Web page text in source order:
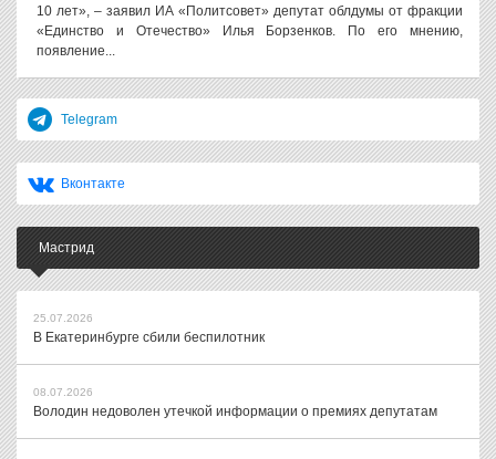
10 лет», – заявил ИА «Политсовет» депутат облдумы от фракции
«Единство и Отечество» Илья Борзенков. По его мнению,
появление...
Telegram
Вконтакте
Мастрид
25.07.2026
В Екатеринбурге сбили беспилотник
08.07.2026
Володин недоволен утечкой информации о премиях депутатам